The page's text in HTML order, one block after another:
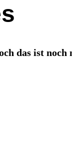
das ist noch